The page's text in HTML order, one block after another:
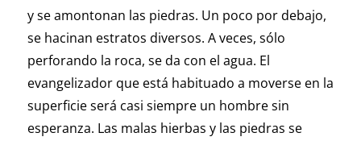
y se amontonan las piedras. Un poco por debajo,
se hacinan estratos diversos. A veces, sólo
perforando la roca, se da con el agua. El
evangelizador que está habituado a moverse en la
superficie será casi siempre un hombre sin
esperanza. Las malas hierbas y las piedras se